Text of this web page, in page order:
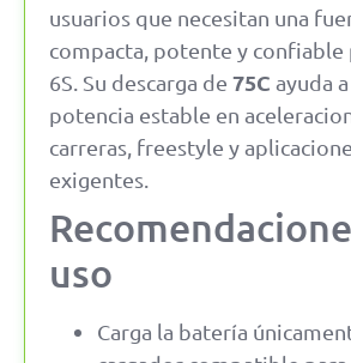
usuarios que necesitan una
compacta, potente y confiable
6S. Su descarga de 75C ayuda
potencia estable en
carreras, freestyle y
exigentes.
uso
Carga la batería